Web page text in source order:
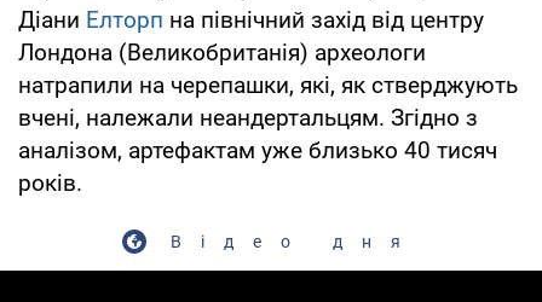
Діани Елторп на північний захід від центру
Лондона (Великобританія) археологи
натрапили на черепашки, які, як стверджують
вчені, належали неандертальцям. Згідно з
аналізом, артефактам уже близько 40 тисяч
років.
Відео дня